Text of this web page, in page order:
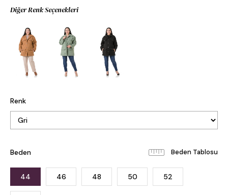
Diğer Renk Seçenekleri
Renk
Beden Beden Tablosu
44 46 48 50 52